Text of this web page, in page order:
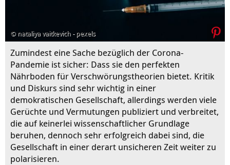
© nataliya vaitkevich - pexels
Zumindest eine Sache bezüglich der Corona-
Pandemie ist sicher: Dass sie den perfekten
Nährboden für Verschwörungstheorien bietet. Kritik
und Diskurs sind sehr wichtig in einer
demokratischen Gesellschaft, allerdings werden viele
Gerüchte und Vermutungen publiziert und verbreitet,
die auf keinerlei wissenschaftlicher Grundlage
beruhen, dennoch sehr erfolgreich dabei sind, die
Gesellschaft in einer derart unsicheren Zeit weiter zu
polarisieren.